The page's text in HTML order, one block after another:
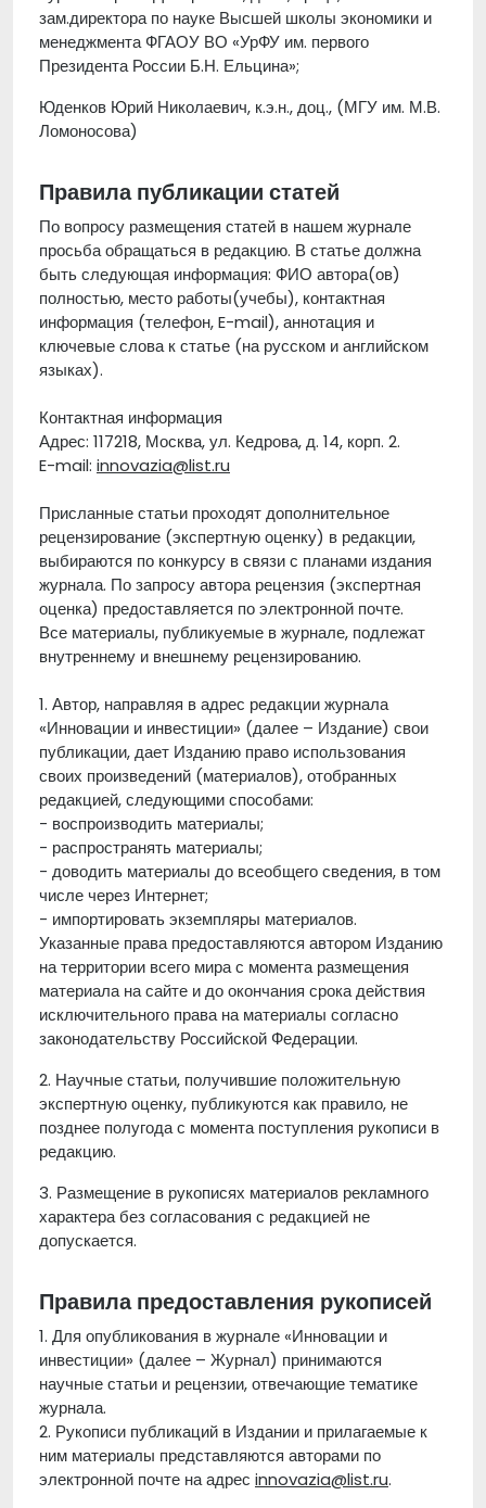
зам.директора по науке Высшей школы экономики и
менеджмента ФГАОУ ВО «УрФУ им. первого
Президента России Б.Н. Ельцина»;
Юденков Юрий Николаевич, к.э.н., доц., (МГУ им. М.В.
Ломоносова)
Правила публикации статей
По вопросу размещения статей в нашем журнале
просьба обращаться в редакцию. В статье должна
быть следующая информация: ФИО автора(ов)
полностью, место работы(учебы), контактная
информация (телефон, E-mail), аннотация и
ключевые слова к статье (на русском и английском
языках).
Контактная информация
Адрес: 117218, Москва, ул. Кедрова, д. 14, корп. 2.
E-mail: innovazia@list.ru
Присланные статьи проходят дополнительное
рецензирование (экспертную оценку) в редакции,
выбираются по конкурсу в связи с планами издания
журнала. По запросу автора рецензия (экспертная
оценка) предоставляется по электронной почте.
Все материалы, публикуемые в журнале, подлежат
внутреннему и внешнему рецензированию.
1. Автор, направляя в адрес редакции журнала
«Инновации и инвестиции» (далее – Издание) свои
публикации, дает Изданию право использования
своих произведений (материалов), отобранных
редакцией, следующими способами:
- воспроизводить материалы;
- распространять материалы;
- доводить материалы до всеобщего сведения, в том
числе через Интернет;
- импортировать экземпляры материалов.
Указанные права предоставляются автором Изданию
на территории всего мира с момента размещения
материала на сайте и до окончания срока действия
исключительного права на материалы согласно
законодательству Российской Федерации.
2. Научные статьи, получившие положительную
экспертную оценку, публикуются как правило, не
позднее полугода с момента поступления рукописи в
редакцию.
3. Размещение в рукописях материалов рекламного
характера без согласования с редакцией не
допускается.
Правила предоставления рукописей
1. Для опубликования в журнале «Инновации и
инвестиции» (далее – Журнал) принимаются
научные статьи и рецензии, отвечающие тематике
журнала.
2. Рукописи публикаций в Издании и прилагаемые к
ним материалы представляются авторами по
электронной почте на адрес innovazia@list.ru.